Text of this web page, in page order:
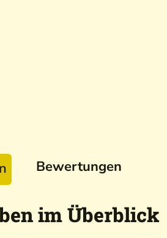
Bewertungen
im Überblick